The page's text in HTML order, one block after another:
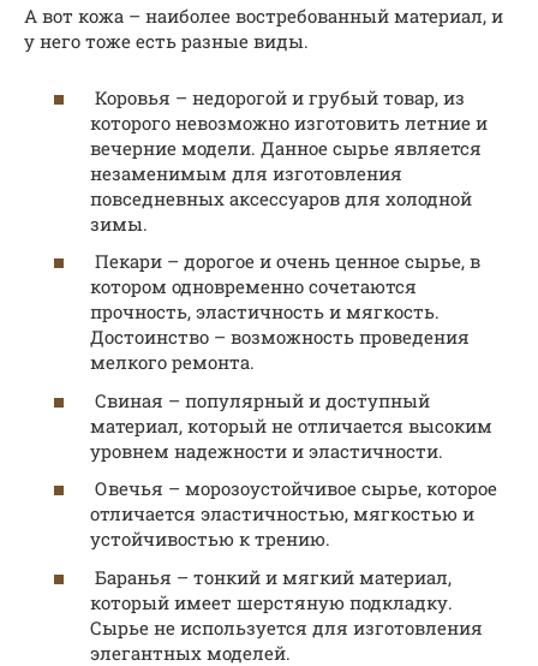
А вот кожа – наиболее востребованный материал, и
у него тоже есть разные виды.
Коровья – недорогой и грубый товар, из
которого невозможно изготовить летние и
вечерние модели. Данное сырье является
незаменимым для изготовления
повседневных аксессуаров для холодной
зимы.
Пекари – дорогое и очень ценное сырье, в
котором одновременно сочетаются
прочность, эластичность и мягкость.
Достоинство – возможность проведения
мелкого ремонта.
Свиная – популярный и доступный
материал, который не отличается высоким
уровнем надежности и эластичности.
Овечья – морозоустойчивое сырье, которое
отличается эластичностью, мягкостью и
устойчивостью к трению.
Баранья – тонкий и мягкий материал,
который имеет шерстяную подкладку.
Сырье не используется для изготовления
элегантных моделей.